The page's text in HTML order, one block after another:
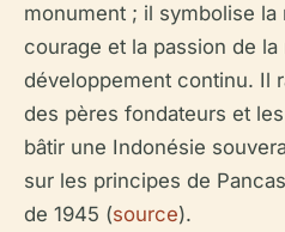
monument ; il symbolise
courage et la passion de
développement continu. Il
des pères fondateurs et
bâtir une Indonésie
sur les principes de
de 1945 (source).